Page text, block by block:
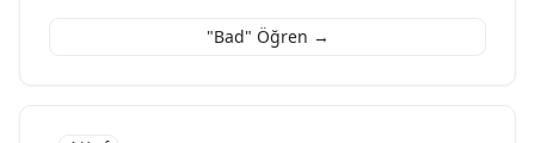
"Bad" Öğren →